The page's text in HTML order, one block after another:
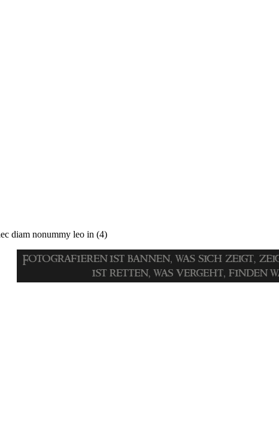
diam nonummy leo in (4)